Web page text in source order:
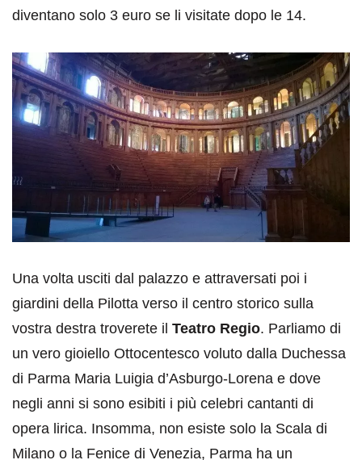
diventano solo 3 euro se li visitate dopo le 14.
Una volta usciti dal palazzo e attraversati poi i
giardini della Pilotta verso il centro storico sulla
vostra destra troverete il Teatro Regio. Parliamo di
un vero gioiello Ottocentesco voluto dalla Duchessa
di Parma Maria Luigia d’Asburgo-Lorena e dove
negli anni si sono esibiti i più celebri cantanti di
opera lirica. Insomma, non esiste solo la Scala di
Milano o la Fenice di Venezia, Parma ha un